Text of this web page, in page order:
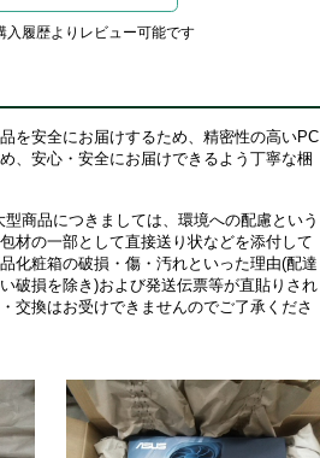
入履歴よりレビュー可能です
を安全にお届けするため、精密性の高いPC
、安心・安全にお届けできるよう丁寧な梱
商品につきましては、環境への配慮という
材の一部として直接送り状などを添付して
化粧箱の破損・傷・汚れといった理由(配達
破損を除き)および発送伝票等が直貼りされ
交換はお受けできませんのでご了承くださ